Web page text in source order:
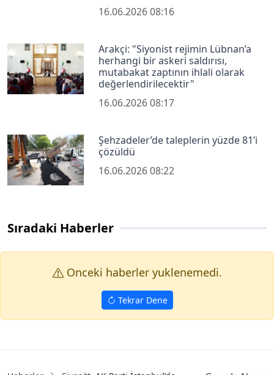
16.06.2026 08:16
Arakçi: "Siyonist rejimin Lübnan’a
herhangi bir askeri saldırısı,
mutabakat zaptının ihlali olarak
değerlendirilecektir"
16.06.2026 08:17
Şehzadeler’de taleplerin yüzde 81’i
çözüldü
16.06.2026 08:22
Sıradaki Haberler
Onceki haberler yuklenemedi.
Tekrar Dene